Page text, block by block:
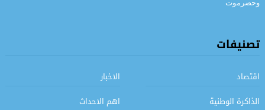
تصنيفات
اقتصاد
الاخبار
الذاكرة الوطنية
اهم الاحداث